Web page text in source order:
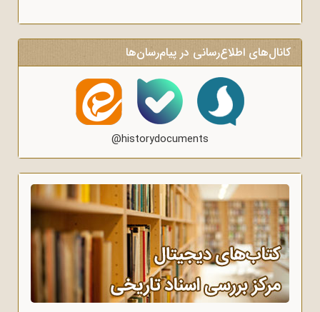
کانال‌های اطلاع‌رسانی در پیام‌رسان‌ها
@historydocuments